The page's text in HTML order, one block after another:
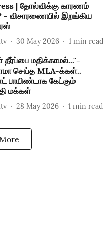
| தோல்விக்கு காரணம்
விசாரணையில் இறங்கிய
30 May 2026 1 min read
மதிக்காமல்..."-
செய்த MLA-க்கள்..
பாயிண்டாக கேட்கும்
மக்கள்
28 May 2026 1 min read